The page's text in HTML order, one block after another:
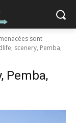
sont
scenery, Pemba,
Pemba,